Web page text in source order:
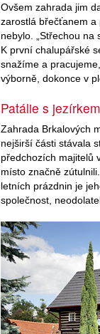
Ovšem zahrada jim
zarostlá břečťanem
nebylo. „Střechou
K první chalupářské
snažíme a
výborně, dokonce v
Patálie s jezírkem
Zahrada Brkalových
nejširší části stávala
předchozích majitelů
místo značně
letních prázdnin je
společnost,